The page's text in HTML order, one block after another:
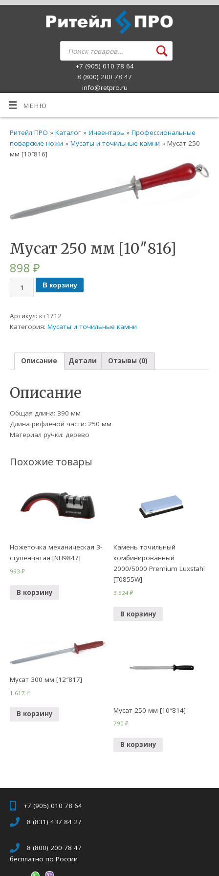
+7 (905) 010 78 64
8 (800) 200 78 47
info@retpro.ru
МЕНЮ
Ритейл ПРО »Каталог »Инвентарь »Профессиональные
поварские ножи »Мусаты и точильные камни » Мусат 250
мм [10″816]
Мусат 250 мм [10″816]
898₽
В корзину
Артикул:кт1712
Категория:Мусаты и точильные камни
Описание Детали Отзывы (0)
Описание
Общая длина: 390 мм
Длина рифленой части: 250 мм
Материал ручки: дерево
Похожие товары
Ножеточка механическая 3-
ступенчатая [NH9847]
993₽
В корзину
Камень точильный
комбинированный
2000/5000 Premium Luxstahl
[T0855W]
3 524₽
В корзину
Мусат 300 мм [12″817]
1 617₽
В корзину Мусат 250 мм [10″814]
790₽
В корзину
+7 (905) 010 78 64
8 (831) 437 84 27
8 (800) 200 78 47
бесплатно по России